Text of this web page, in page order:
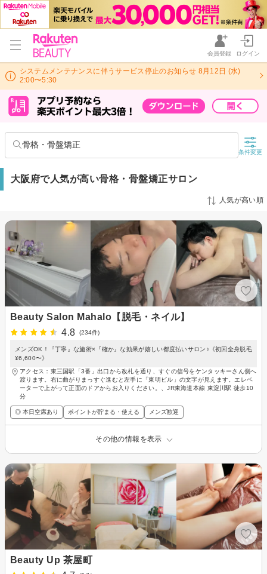
会員登録 ログイン
システムメンテナンスに伴うサービス停止のお知らせ 8月12日 (水)
2:00〜5:30
骨格・骨盤矯正
条件変更
大阪府で人気が高い骨格・骨盤矯正サロン
人気が高い順
Beauty Salon Mahalo【脱毛・ネイル】
4.8
(234件)
メンズOK！『丁寧』な施術×『確か』な効果が嬉しい都度払いサロン♪《初回全身脱毛
¥6,600〜》
アクセス：東三国駅「3番」出口から改札を通り、すぐの信号をケンタッキーさん側へ
渡ります。右に曲がりまっすぐ進むと左手に「東明ビル」の文字が見えます。エレベ
ーターで上がって正面のドアからお入りください。、JR東海道本線 東淀川駅 徒歩10
分
◎ 本日空席あり ポイントが貯まる・使える メンズ歓迎
その他の情報を表示
Beauty Up 茶屋町